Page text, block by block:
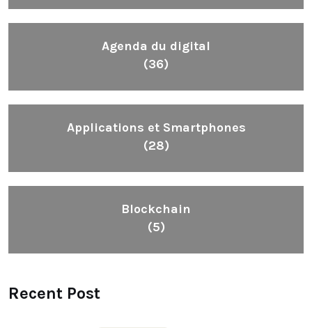
Agenda du digital
(36)
Applications et Smartphones
(28)
Blockchain
(5)
Recent Post